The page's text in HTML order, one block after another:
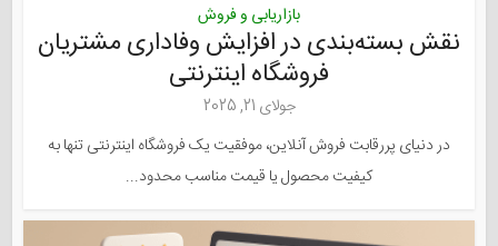
بازاریابی و فروش
نقش بسته‌بندی در افزایش وفاداری مشتریان
فروشگاه اینترنتی
جولای 21, 2025
در دنیای پررقابت فروش آنلاین، موفقیت یک فروشگاه اینترنتی تنها به
کیفیت محصول یا قیمت مناسب محدود...